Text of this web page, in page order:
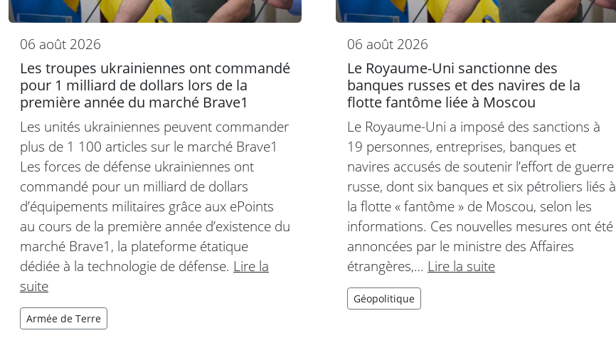
06 août 2026
Les troupes ukrainiennes ont commandé
pour 1 milliard de dollars lors de la
première année du marché Brave1
Les unités ukrainiennes peuvent commander
plus de 1 100 articles sur le marché Brave1
Les forces de défense ukrainiennes ont
commandé pour un milliard de dollars
d’équipements militaires grâce aux ePoints
au cours de la première année d’existence du
marché Brave1, la plateforme étatique
dédiée à la technologie de défense. Lire la
suite
Armée de Terre
06 août 2026
Le Royaume-Uni sanctionne des
banques russes et des navires de la
flotte fantôme liée à Moscou
Le Royaume-Uni a imposé des sanctions à
19 personnes, entreprises, banques et
navires accusés de soutenir l’effort de guerre
russe, dont six banques et six pétroliers liés à
la flotte « fantôme » de Moscou, selon les
informations. Ces nouvelles mesures ont été
annoncées par le ministre des Affaires
étrangères,… Lire la suite
Géopolitique